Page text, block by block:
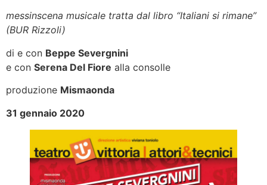
messinscena musicale tratta dal libro “Italiani si rimane”
(BUR Rizzoli)
di e con Beppe Severgnini
e con Serena Del Fiore alla consolle
produzione Mismaonda
31 gennaio 2020